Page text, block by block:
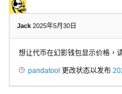
Jack 2025年5月30日
想让代币在幻影钱包显示价格，
pandatool 更改状态以发布